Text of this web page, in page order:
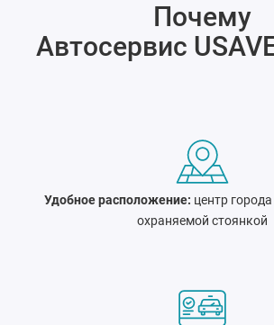
Почему
Автосервис
Удобное расположение: центр
охраняемой стоянкой